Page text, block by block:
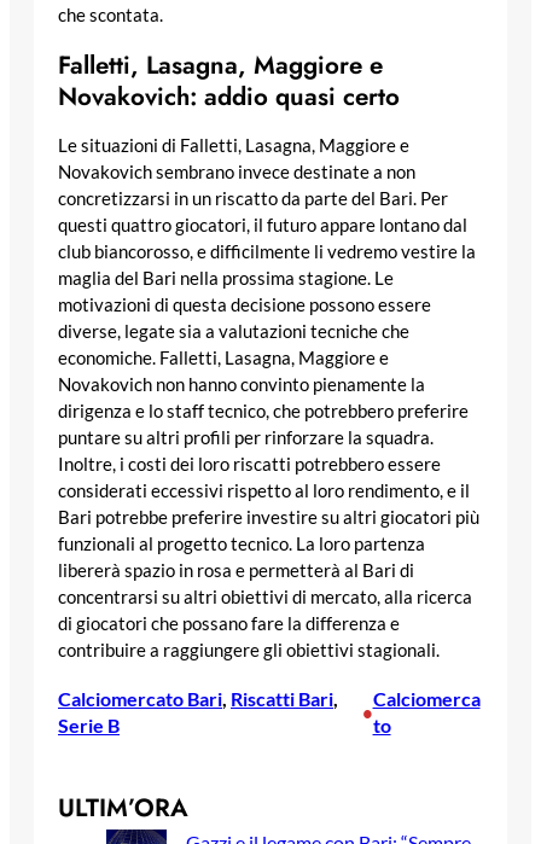
che scontata.
Falletti, Lasagna, Maggiore e
Novakovich: addio quasi certo
Le situazioni di Falletti, Lasagna, Maggiore e
Novakovich sembrano invece destinate a non
concretizzarsi in un riscatto da parte del Bari. Per
questi quattro giocatori, il futuro appare lontano dal
club biancorosso, e difficilmente li vedremo vestire la
maglia del Bari nella prossima stagione. Le
motivazioni di questa decisione possono essere
diverse, legate sia a valutazioni tecniche che
economiche. Falletti, Lasagna, Maggiore e
Novakovich non hanno convinto pienamente la
dirigenza e lo staff tecnico, che potrebbero preferire
puntare su altri profili per rinforzare la squadra.
Inoltre, i costi dei loro riscatti potrebbero essere
considerati eccessivi rispetto al loro rendimento, e il
Bari potrebbe preferire investire su altri giocatori più
funzionali al progetto tecnico. La loro partenza
libererà spazio in rosa e permetterà al Bari di
concentrarsi su altri obiettivi di mercato, alla ricerca
di giocatori che possano fare la differenza e
contribuire a raggiungere gli obiettivi stagionali.
Calciomercato Bari, Riscatti Bari
Serie B
•
Calciomerca
to
ULTIM’ORA